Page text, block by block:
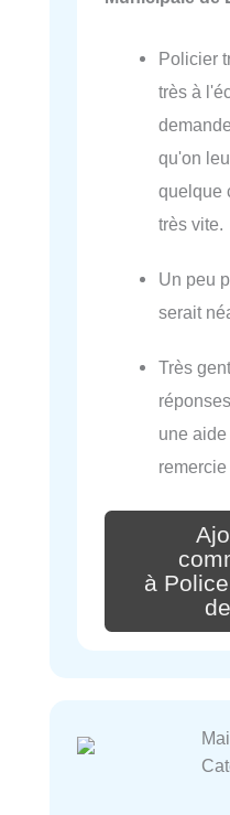
Policier
très à
qu'on
quelque
très vite.
Un peu
serait
Très
une
à